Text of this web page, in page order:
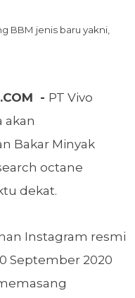
BBM jenis baru yakni,
- PT Vivo
akan
Bakar Minyak
octane
dekat.
Instagram resmi
September 2020